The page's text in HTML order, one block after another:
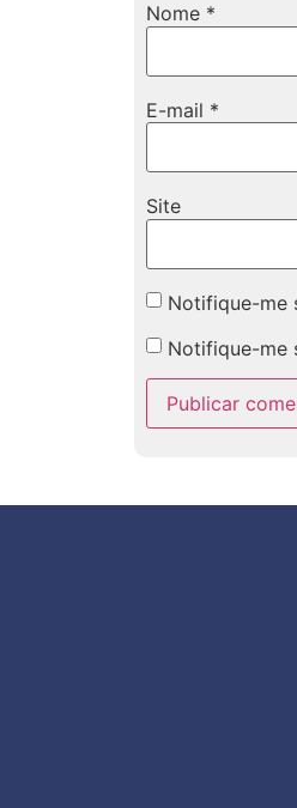
Nome *
E-mail *
Site
Notifique-me
Notifique-me